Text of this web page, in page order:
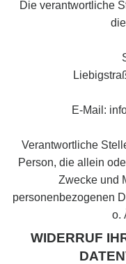
Die verantwortliche
E-Mail:
Verantwortliche
Person, die allein
Zwecke und
personenbezogenen
o.
WIDERRUF